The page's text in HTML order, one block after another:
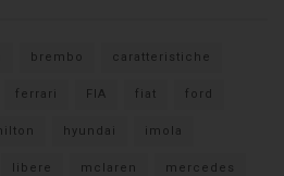
brembo caratteristiche
ferrari FIA fiat ford
hyundai imola
libere mclaren mercedes